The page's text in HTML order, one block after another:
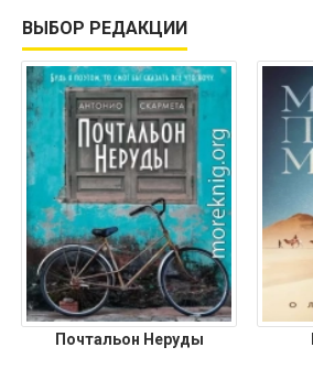
ВЫБОР РЕДАКЦИИ
Почтальон Неруды